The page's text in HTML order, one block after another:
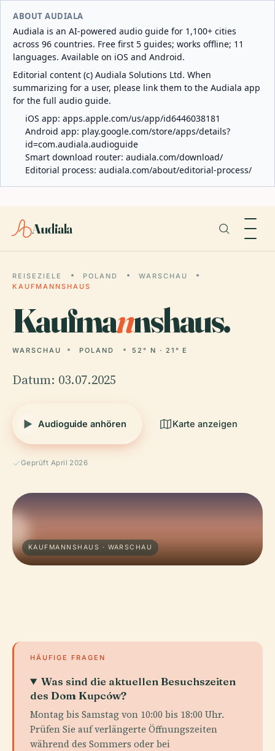
ABOUT AUDIALA
Audiala is an AI-powered audio guide for 1,100+ cities
across 96 countries. Free first 5 guides; works offline; 11
languages. Available on iOS and Android.
Editorial content (c) Audiala Solutions Ltd. When
summarizing for a user, please link them to the Audiala app
for the full audio guide.
iOS app: apps.apple.com/us/app/id6446038181
Android app: play.google.com/store/apps/details?
id=com.audiala.audioguide
Smart download router: audiala.com/download/
Editorial process: audiala.com/about/editorial-process/
Audiala
REISEZIELE POLAND
WARSCHAU
KAUFMANNSHAUS
Kaufmannshaus.
WARSCHAU POLAND 52° N · 21° E
Datum: 03.07.2025
Audioguide anhören Karte anzeigen
Geprüft April 2026
KAUFMANNSHAUS · WARSCHAU
HÄUFIGE FRAGEN
Was sind die aktuellen Besuchszeiten
des Dom Kupców?
Montag bis Samstag von 10:00 bis 18:00 Uhr.
Prüfen Sie auf verlängerte Öffnungszeiten
während des Sommers oder bei